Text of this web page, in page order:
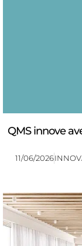
QMS innove
11/06/2026